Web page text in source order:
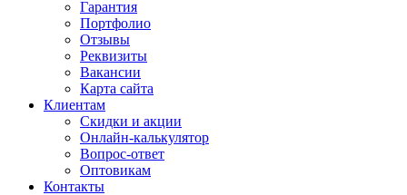
Гарантия
Портфолио
Отзывы
Реквизиты
Вакансии
Карта сайта
Клиентам
Скидки и акции
Онлайн-калькулятор
Вопрос-ответ
Оптовикам
Контакты